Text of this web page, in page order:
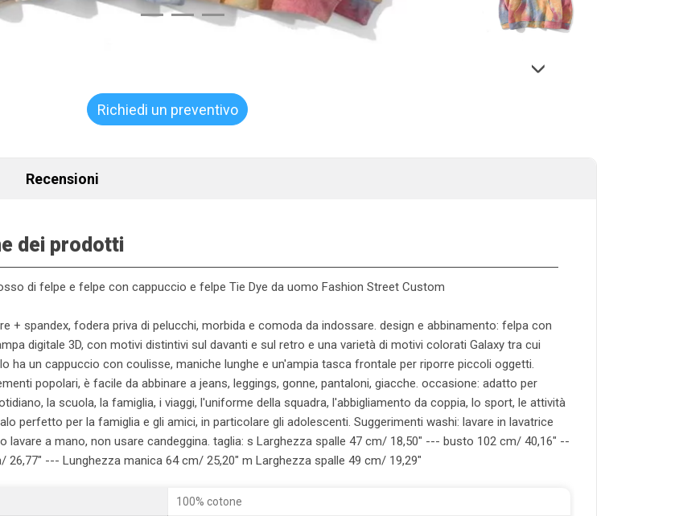
Richiedi un preventivo
Recensioni
dei prodotti
di felpe e felpe con cappuccio e felpe Tie Dye da uomo Fashion Street Custom
+ spandex, fodera priva di pelucchi, morbida e comoda da indossare. design e abbinamento: felpa con
digitale 3D, con motivi distintivi sul davanti e sul retro e una varietà di motivi colorati Galaxy tra cui
ha un cappuccio con coulisse, maniche lunghe e un'ampia tasca frontale per riporre piccoli oggetti.
popolari, è facile da abbinare a jeans, leggings, gonne, pantaloni, giacche. occasione: adatto per
la scuola, la famiglia, i viaggi, l'uniforme della squadra, l'abbigliamento da coppia, lo sport, le attività
perfetto per la famiglia e gli amici, in particolare gli adolescenti. Suggerimenti washi: lavare in lavatrice
lavare a mano, non usare candeggina. taglia: s Larghezza spalle 47 cm/ 18,50" --- busto 102 cm/ 40,16" --
26,77" --- Lunghezza manica 64 cm/ 25,20" m Larghezza spalle 49 cm/ 19,29"
100% cotone